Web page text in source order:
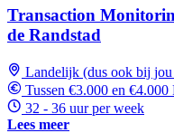
Transaction
de Randstad
Landelijk (dus ook bij
Tussen €3.000 en €4.000
32 - 36 uur per week
Lees meer